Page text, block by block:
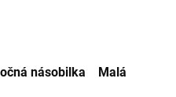
násobilka Malá